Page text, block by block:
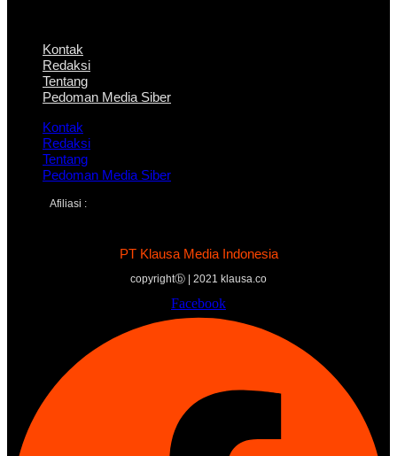
Kontak
Redaksi
Tentang
Pedoman Media Siber
Kontak
Redaksi
Tentang
Pedoman Media Siber
Afiliasi :
PT Klausa Media Indonesia
copyrightⓑ | 2021 klausa.co
Facebook